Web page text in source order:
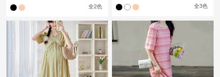
全2色 全3色